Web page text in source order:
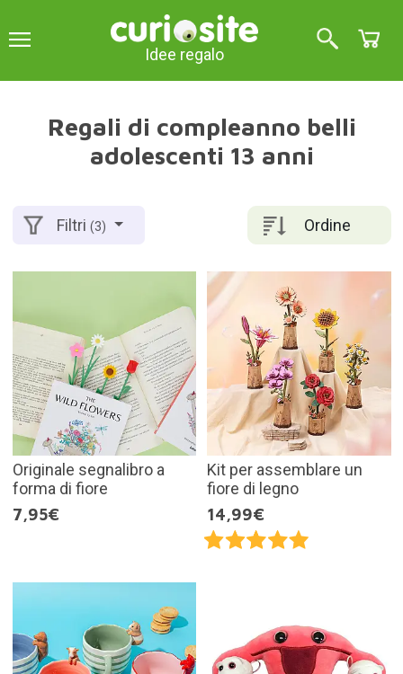
Idee regalo
Regali di compleanno belli
adolescenti 13 anni
Ordine
Filtri(3)
Originale segnalibro a
forma di fiore
7,95€
Kit per assemblare un
fiore di legno
14,99€